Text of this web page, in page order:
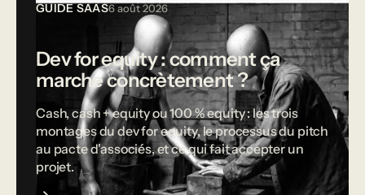
GUIDE SAAS6 août 2026
Dev for equity : comment ça
marche concrètement ?
Cash, cash + equity ou 100 % equity : les trois
montages du dev for equity, le processus du pitch
au pacte d'associés, et ce qui fait accepter un
projet.